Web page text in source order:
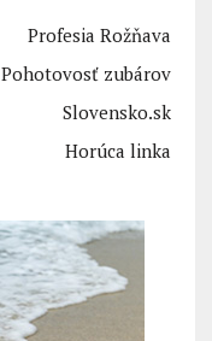
Profesia Rožňava
Pohotovosť zubárov
Slovensko.sk
Horúca linka